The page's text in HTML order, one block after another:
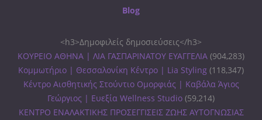
Blog
<h3>Δημοφιλείς δημοσιεύσεις</h3>
ΚΟΥΡΕΙΟ ΑΘΗΝΑ | ΛΙΑ ΓΑΣΠΑΡΙΝΑΤΟΥ ΕΥΑΓΓΕΛΙΑ (904,283)
Κομμωτήριο | Θεσσαλονίκη Κέντρο | Lia Styling (118,347)
Κέντρο Αισθητικής Στούντιο Ομορφιάς | Καβάλα Άγιος
Γεώργιος | Ευεξία Wellness Studio (59,214)
ΚΕΝΤΡΟ ΕΝΑΛΑΚΤΙΚΗΣ ΠΡΟΣΕΓΓΙΣΕΙΣ ΖΩΗΣ ΑΥΤΟΓΝΩΣΙΑΣ